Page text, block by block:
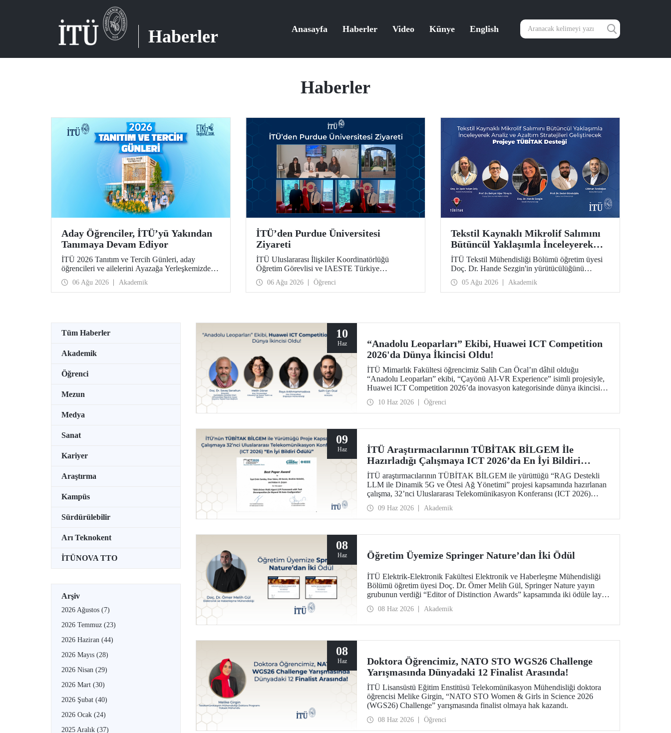
Haberler Anasayfa Haberler Video Künye English
Haberler
Aday Öğrenciler, İTÜ’yü Yakından
Tanımaya Devam Ediyor
İTÜ 2026 Tanıtım ve Tercih Günleri, aday
öğrencileri ve ailelerini Ayazağa Yerleşkemizde
ağırlamaya devam ediyor. Tanıtım ve Tercih
Günleri 7 Ağustos’ta tamamlanacak, ilgili fakülte
ve birimler adaylara bilgi vermeye devam edecek.
06 Ağu 2026 Akademik
İTÜ’den Purdue Üniversitesi
Ziyareti
İTÜ Uluslararası İlişkiler Koordinatörlüğü
Öğretim Görevlisi ve IAESTE Türkiye
Sorumlusu Cahit Okan, akademik ilişkileri ve iş
birliğini geliştirmek amacıyla 20-27 Temmuz
tarihlerinde ABD’de dünyanın önde gelen
06 Ağu 2026 Öğrenci
Tekstil Kaynaklı Mikrolif Salımını
Bütüncül Yaklaşımla İnceleyerek
Analiz ve Azaltım Stratejileri
Geliştirecek Projeye TÜBİTAK
Desteği
İTÜ Tekstil Mühendisliği Bölümü öğretim üyesi
Doç. Dr. Hande Sezgin'in yürütücülüğünü
üstlendiği “Sürdürülebilir Pamuk ve Polyester
Esaslı Tekstil Ürünlerinde Kullanım Koşullarına
Bağlı Mikrolif Salımı: Aşınma, UV Maruziyeti ve
proje, TÜBİTAK 2515 – COST Aksiyon Üyeleri
desteklenmeye hak kazandı.
05 Ağu 2026 Akademik
Tüm Haberler
Akademik
Öğrenci
Mezun
Medya
Sanat
Kariyer
Araştırma
Kampüs
Sürdürülebilir
Arı Teknokent
İTÜNOVA TTO
Arşiv
2026 Ağustos (7)
2026 Temmuz (23)
2026 Haziran (44)
2026 Mayıs (28)
2026 Nisan (29)
2026 Mart (30)
2026 Şubat (40)
2026 Ocak (24)
2025 Aralık (37)
10
Haz
“Anadolu Leoparları” Ekibi, Huawei ICT Competition
2026'da Dünya İkincisi Oldu!
İTÜ Mimarlık Fakültesi öğrencimiz Salih Can Öcal’ın dâhil olduğu
“Anadolu Leoparları” ekibi, “Çayönü AI-VR Experience” isimli projesiyle,
Huawei ICT Competition 2026’da inovasyon kategorisinde dünya ikincisi
10 Haz 2026 Öğrenci
09
Haz
İTÜ Araştırmacılarının TÜBİTAK BİLGEM İle
Hazırladığı Çalışmaya ICT 2026’da En İyi Bildiri
Ödülü
İTÜ araştırmacılarının TÜBİTAK BİLGEM ile yürüttüğü “RAG Destekli
LLM ile Dinamik 5G ve Ötesi Ağ Yönetimi” projesi kapsamında hazırlanan
çalışma, 32’nci Uluslararası Telekomünikasyon Konferansı (ICT 2026)
09 Haz 2026 Akademik
08
Haz Öğretim Üyemize Springer Nature’dan İki Ödül
İTÜ Elektrik-Elektronik Fakültesi Elektronik ve Haberleşme Mühendisliği
Bölümü öğretim üyesi Doç. Dr. Ömer Melih Gül, Springer Nature yayın
grubunun verdiği “Editor of Distinction Awards” kapsamında iki ödüle layık
08 Haz 2026 Akademik
08
Haz
Doktora Öğrencimiz, NATO STO WGS26 Challenge
Yarışmasında Dünyadaki 12 Finalist Arasında!
İTÜ Lisansüstü Eğitim Enstitüsü Telekomünikasyon Mühendisliği doktora
öğrencisi Melike Girgin, “NATO STO Women & Girls in Science 2026
(WGS26) Challenge” yarışmasında finalist olmaya hak kazandı.
08 Haz 2026 Öğrenci